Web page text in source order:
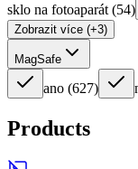
sklo na fotoaparát (54)
Zobrazit více (+3)
MagSafe
ano (627)
Products